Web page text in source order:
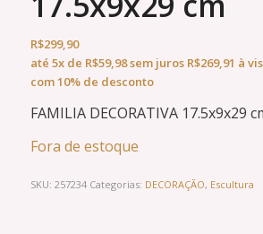
R$299,90
até 5xde R$59,98sem juros R$269,91 à
com 10% de desconto
FAMILIA DECORATIVA 17.5x9x29
Fora de estoque
SKU: 257234 Categorias: DECORAÇÃO, Escultura